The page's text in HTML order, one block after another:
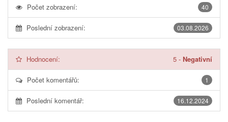
40
Počet zobrazení:
03.08.2026
Poslední zobrazení:
Hodnocení: 5 - Negativní
1
Počet komentářů:
16.12.2024
Poslední komentář: